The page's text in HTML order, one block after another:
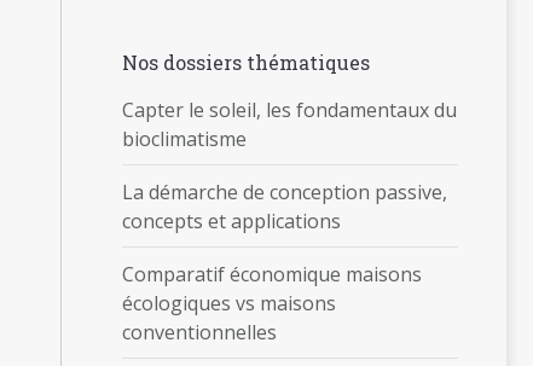
Nos dossiers thématiques
Capter le soleil, les fondamentaux du
bioclimatisme
La démarche de conception passive,
concepts et applications
Comparatif économique maisons
écologiques vs maisons
conventionnelles